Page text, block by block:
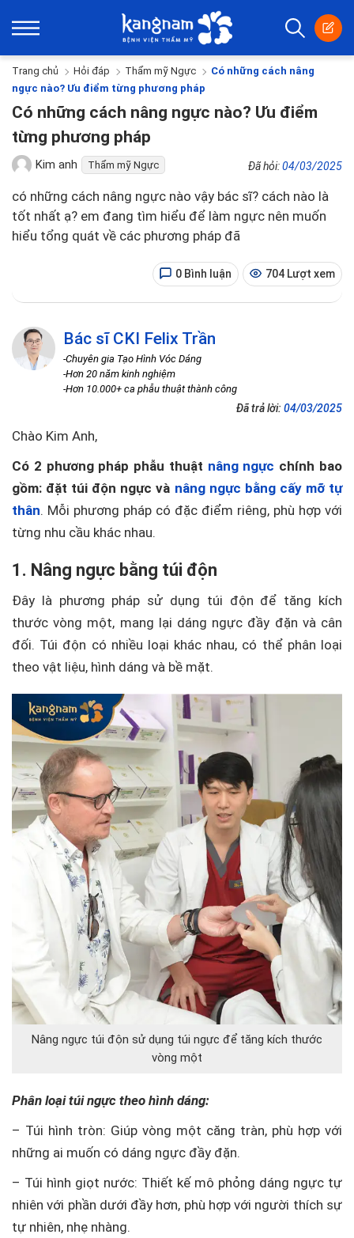
Trang chủ Hỏi đáp Thẩm mỹ Ngực
Có những cách nâng
ngực nào? Ưu điểm từng phương pháp
Có những cách nâng ngực nào? Ưu điểm
từng phương pháp
Kim anh Thẩm mỹ Ngực Đã hỏi:04/03/2025
có những cách nâng ngực nào vậy bác sĩ? cách nào là
tốt nhất ạ? em đang tìm hiểu để làm ngực nên muốn
hiểu tổng quát về các phương pháp đã
0 Bình luận 704 Lượt xem
Bác sĩ CKI Felix Trần
-Chuyên gia Tạo Hình Vóc Dáng
-Hơn 20 năm kinh nghiệm
-Hơn 10.000+ ca phẫu thuật thành công
Đã trả lời: 04/03/2025
Chào Kim Anh,
Có 2 phương pháp phẫu thuật nâng ngực chính bao
gồm: đặt túi độn ngực và nâng ngực bằng cấy mỡ tự
thân. Mỗi phương pháp có đặc điểm riêng, phù hợp với
từng nhu cầu khác nhau.
1. Nâng ngực bằng túi độn
Đây là phương pháp sử dụng túi độn để tăng kích
thước vòng một, mang lại dáng ngực đầy đặn và cân
đối. Túi độn có nhiều loại khác nhau, có thể phân loại
theo vật liệu, hình dáng và bề mặt.
Nâng ngực túi độn sử dụng túi ngực để tăng kích thước
vòng một
Phân loại túi ngực theo hình dáng:
– Túi hình tròn: Giúp vòng một căng tràn, phù hợp với
những ai muốn có dáng ngực đầy đặn.
– Túi hình giọt nước: Thiết kế mô phỏng dáng ngực tự
nhiên với phần dưới đầy hơn, phù hợp với người thích sự
tự nhiên, nhẹ nhàng.